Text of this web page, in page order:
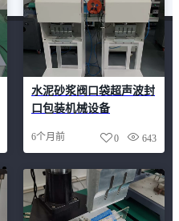
水泥砂浆阀口袋超声波封
口包装机械设备
6个月前 643
0